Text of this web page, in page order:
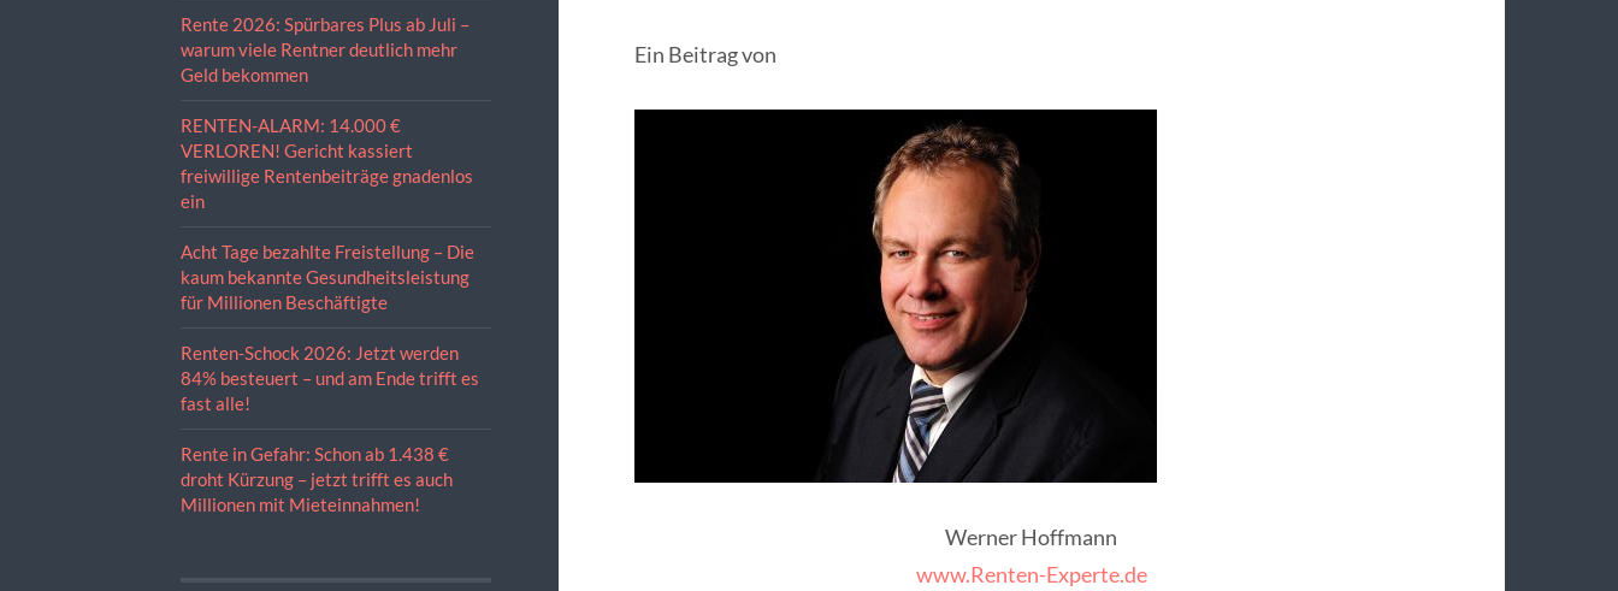
Rente 2026: Spürbares Plus ab Juli –
warum viele Rentner deutlich mehr
Geld bekommen
RENTEN-ALARM: 14.000 €
VERLOREN! Gericht kassiert
freiwillige Rentenbeiträge gnadenlos
ein
Acht Tage bezahlte Freistellung – Die
kaum bekannte Gesundheitsleistung
für Millionen Beschäftigte
Renten-Schock 2026: Jetzt werden
84% besteuert – und am Ende trifft es
fast alle!
Rente in Gefahr: Schon ab 1.438 €
droht Kürzung – jetzt trifft es auch
Millionen mit Mieteinnahmen!
Ein Beitrag von
Werner Hoffmann
www.Renten-Experte.de